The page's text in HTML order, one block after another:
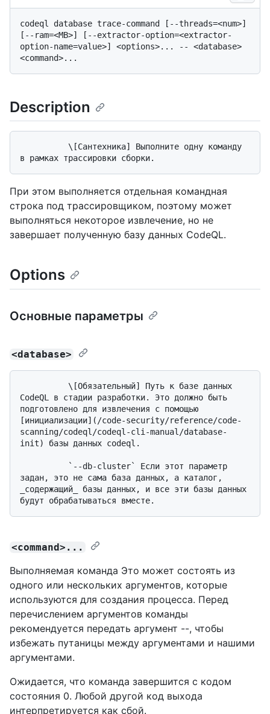
codeql database trace-command [--threads=<num>]
[--ram=<MB>] [--extractor-option=<extractor-
option-name=value>] <options>... -- <database>
Description
При этом выполняется отдельная командная
строка под трассировщиком, поэтому может
выполняться некоторое извлечение, но не
завершает полученную базу данных CodeQL.
Options
Основные параметры
<database>
CodeQL в стадии разработки. Это должно быть
подготовлено для извлечения с помощью
[инициализации](/code-security/reference/code-
scanning/codeql/codeql-cli-manual/database-
init) базы данных codeql.
задан, это не сама база данных, а каталог,
_содержащий_ базы данных, и все эти базы данных
<command>...
Выполняемая команда Это может состоять из
одного или нескольких аргументов, которые
используются для создания процесса. Перед
перечислением аргументов команды
рекомендуется передать аргумент --, чтобы
избежать путаницы между аргументами и нашими
аргументами.
Ожидается, что команда завершится с кодом
состояния 0. Любой другой код выхода
интерпретируется как сбой.